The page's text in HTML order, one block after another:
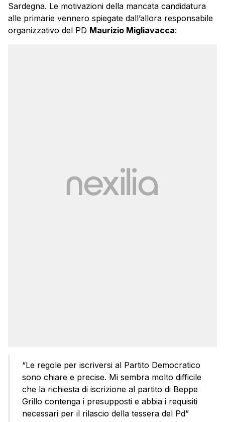
Sardegna. Le motivazioni della mancata candidatura
alle primarie vennero spiegate dall’allora responsabile
organizzativo del PD Maurizio Migliavacca:
“Le regole per iscriversi al Partito Democratico
sono chiare e precise. Mi sembra molto difficile
che la richiesta di iscrizione al partito di Beppe
Grillo contenga i presupposti e abbia i requisiti
necessari per il rilascio della tessera del Pd”